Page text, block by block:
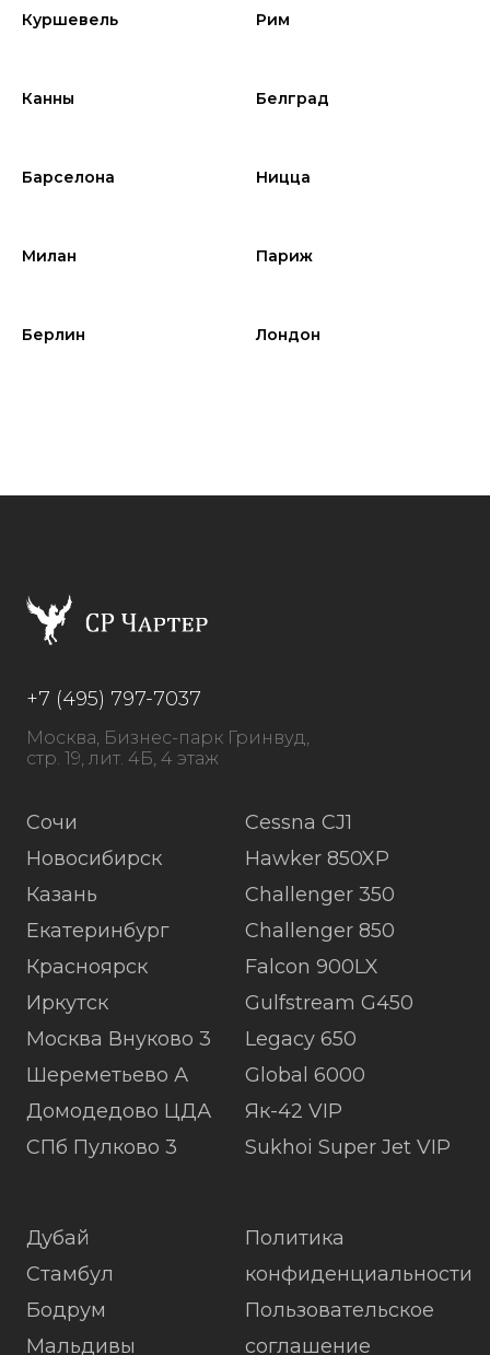
Куршевель Рим
Канны Белград
Барселона Ницца
Милан Париж
Берлин Лондон
+7 (495) 797-7037
Москва, Бизнес-парк Гринвуд,
стр. 19, лит. 4Б, 4 этаж
Сочи
Новосибирск
Казань
Екатеринбург
Красноярск
Иркутск
Москва Внуково 3
Шереметьево А
Домодедово ЦДА
СПб Пулково 3
Cessna CJ1
Hawker 850XP
Challenger 350
Challenger 850
Falcon 900LX
Gulfstream G450
Legacy 650
Global 6000
Як-42 VIP
Sukhoi Super Jet VIP
Дубай
Стамбул
Бодрум
Мальдивы
Политика
конфиденциальности
Пользовательское
соглашение